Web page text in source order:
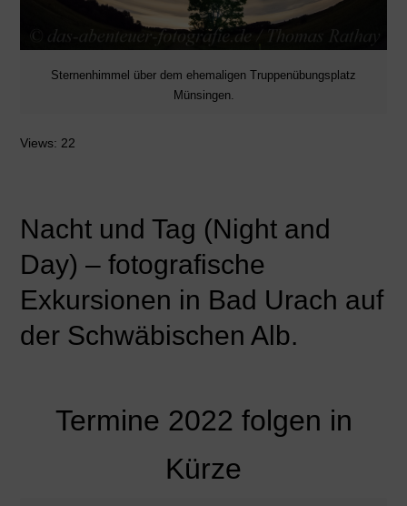
Sternenhimmel über dem ehemaligen Truppenübungsplatz
Münsingen.
Views: 22
Nacht und Tag (Night and
Day) – fotografische
Exkursionen in Bad Urach auf
der Schwäbischen Alb.
Termine 2022 folgen in
Kürze